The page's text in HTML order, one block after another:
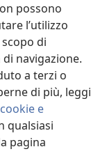
possono
l’utilizzo
di
navigazione.
a terzi o
di più, leggi
e
qualsiasi
pagina